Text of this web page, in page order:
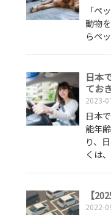
「ペ
動物
らペ
日本
てお
2023-
日本
能年
り、
くは
【
2022-